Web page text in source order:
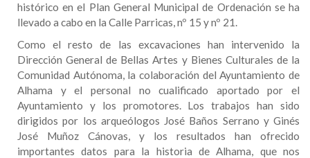
histórico en el Plan General Municipal de Ordenación se ha
llevado a cabo en la Calle Parricas, nº 15 y nº 21.
Como el resto de las excavaciones han intervenido la
Dirección General de Bellas Artes y Bienes Culturales de la
Comunidad Autónoma, la colaboración del Ayuntamiento de
Alhama y el personal no cualificado aportado por el
Ayuntamiento y los promotores. Los trabajos han sido
dirigidos por los arqueólogos José Baños Serrano y Ginés
José Muñoz Cánovas, y los resultados han ofrecido
importantes datos para la historia de Alhama, que nos